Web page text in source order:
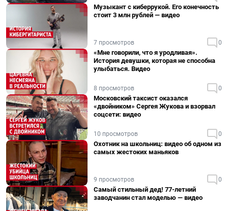
Музыкант с киберрукой. Его конечность
стоит 3 млн рублей — видео
7 просмотров 0
«Мне говорили, что я уродливая».
История девушки, которая не способна
улыбаться. Видео
8 просмотров 0
Московский таксист оказался
«двойником» Сергея Жукова и взорвал
соцсети: видео
10 просмотров 0
Охотник на школьниц: видео об одном из
самых жестоких маньяков
9 просмотров 0
Самый стильный дед! 77-летний
заводчанин стал моделью — видео